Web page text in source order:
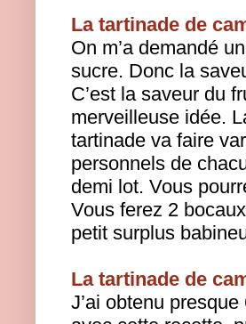
La tartinade de
On m’a demandé
sucre. Donc la
C’est la saveur du
merveilleuse idée.
tartinade va faire
personnels de
demi lot. Vous
Vous ferez 2
petit surplus
La tartinade de
J’ai obtenu